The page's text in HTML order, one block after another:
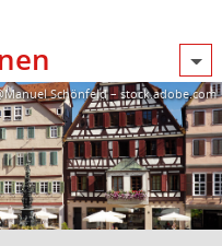
Schönfeld – stock.adobe.com